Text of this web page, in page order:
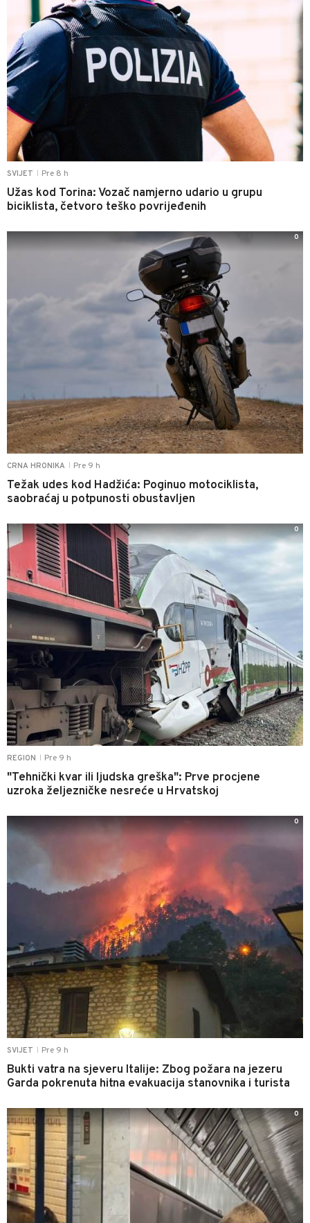
SVIJET Pre 8 h
Užas kod Torina: Vozač namjerno udario u grupu
biciklista, četvoro teško povrijeđenih
CRNA HRONIKA Pre 9 h
Težak udes kod Hadžića: Poginuo motociklista,
saobraćaj u potpunosti obustavljen
0
REGION Pre 9 h
"Tehnički kvar ili ljudska greška": Prve procjene
uzroka željezničke nesreće u Hrvatskoj
0
SVIJET Pre 9 h
Bukti vatra na sjeveru Italije: Zbog požara na jezeru
Garda pokrenuta hitna evakuacija stanovnika i turista
0
0